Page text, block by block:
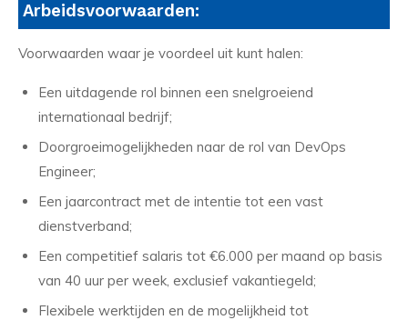
Arbeidsvoorwaarden:
Voorwaarden waar je voordeel uit kunt halen:
Een uitdagende rol binnen een snelgroeiend
internationaal bedrijf;
Doorgroeimogelijkheden naar de rol van DevOps
Engineer;
Een jaarcontract met de intentie tot een vast
dienstverband;
Een competitief salaris tot €6.000 per maand op basis
van 40 uur per week, exclusief vakantiegeld;
Flexibele werktijden en de mogelijkheid tot